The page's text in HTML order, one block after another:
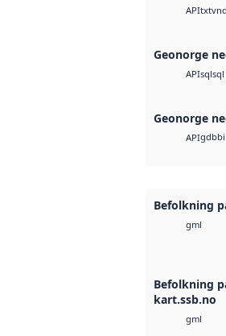
APItxt
Geonorge
APIsqlsql
Geonorge
APIgdb
Befolkning
gml
Befolkning
kart.ssb.no
gml